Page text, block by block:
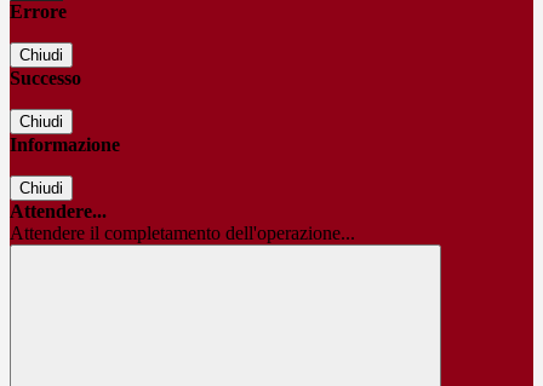
Errore
Chiudi
Successo
Chiudi
Informazione
Chiudi
Attendere...
Attendere il completamento dell'operazione...